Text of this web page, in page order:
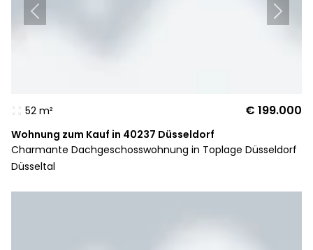
52 m² € 199.000
Wohnung zum Kauf in 40237 Düsseldorf
Charmante Dachgeschosswohnung in Toplage Düsseldorf
Düsseltal